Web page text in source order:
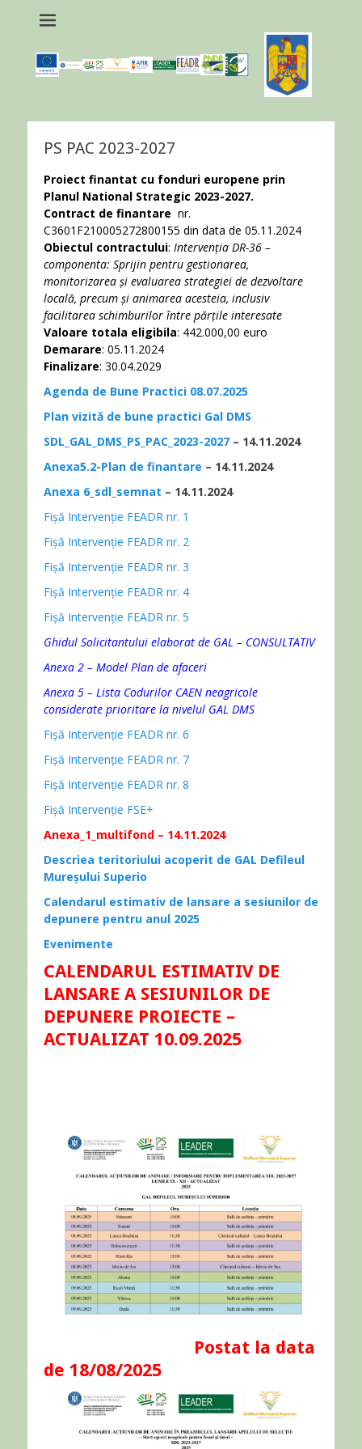
PS PAC 2023-2027
Proiect finantat cu fonduri europene prin
Planul National Strategic 2023-2027.
Contract de finantare nr.
C3601F210005272800155 din data de 05.11.2024
Obiectul contractului: Intervenția DR-36 –
componenta: Sprijin pentru gestionarea,
monitorizarea și evaluarea strategiei de dezvoltare
locală, precum și animarea acesteia, inclusiv
facilitarea schimburilor între părțile interesate
Valoare totala eligibila: 442.000,00 euro
Demarare: 05.11.2024
Finalizare: 30.04.2029
Agenda de Bune Practici 08.07.2025
Plan vizită de bune practici Gal DMS
SDL_GAL_DMS_PS_PAC_2023-2027 – 14.11.2024
Anexa5.2-Plan de finantare – 14.11.2024
Anexa 6_sdl_semnat – 14.11.2024
Fișă Intervenție FEADR nr. 1
Fișă Intervenție FEADR nr. 2
Fișă Intervenție FEADR nr. 3
Fișă Intervenție FEADR nr. 4
Fișă Intervenție FEADR nr. 5
Ghidul Solicitantului elaborat de GAL – CONSULTATIV
Anexa 2 – Model Plan de afaceri
Anexa 5 – Lista Codurilor CAEN neagricole
considerate prioritare la nivelul GAL DMS
Fișă Intervenție FEADR nr. 6
Fișă Intervenție FEADR nr. 7
Fișă Intervenție FEADR nr. 8
Fișă Intervenție FSE+
Anexa_1_multifond – 14.11.2024
Descriea teritoriului acoperit de GAL Defileul
Mureșului Superio
Calendarul estimativ de lansare a sesiunilor de
depunere pentru anul 2025
Evenimente
CALENDARUL ESTIMATIV DE
LANSARE A SESIUNILOR DE
DEPUNERE PROIECTE –
ACTUALIZAT 10.09.2025
Postat la data
de 18/08/2025